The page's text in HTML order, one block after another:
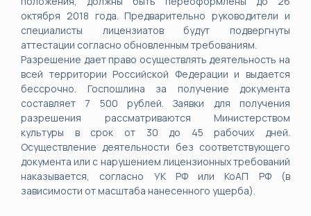
октября 2018 года. Предварительно руководители и
специалисты лицензиатов будут подвергнуты
аттестации согласно обновленным требованиям.
Разрешение дает право осуществлять деятельность на
всей территории Российской Федерации и выдается
бессрочно. Госпошлина за получение документа
составляет 7 500 рублей. Заявки для получения
разрешения рассматриваются Министерством
культуры в срок от 30 до 45 рабочих дней.
Осуществление деятельности без соответствующего
документа или с нарушением лицензионных требований
наказывается, согласно УК РФ или КоАП РФ (в
зависимости от масштаба нанесенного ущерба).